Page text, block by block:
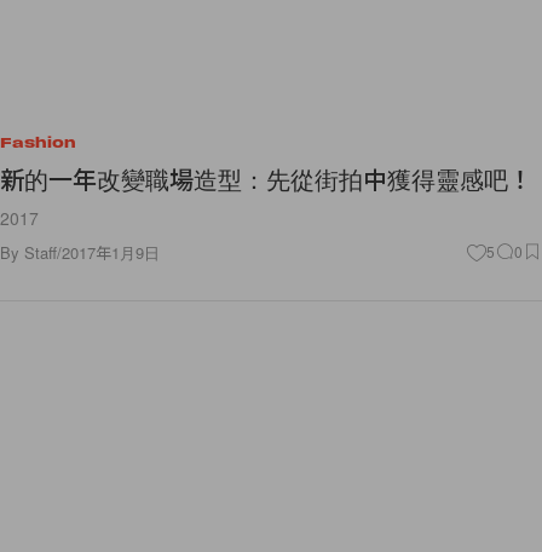
Fashion
新的一年改變職場造型：先從街拍中獲得靈感吧！
2017
By Staff/2017年1月9日 5 0